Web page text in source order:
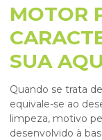
MOTOR
SUA
Quando se trata de
equivale-se ao
limpeza, motivo
desenvolvido à